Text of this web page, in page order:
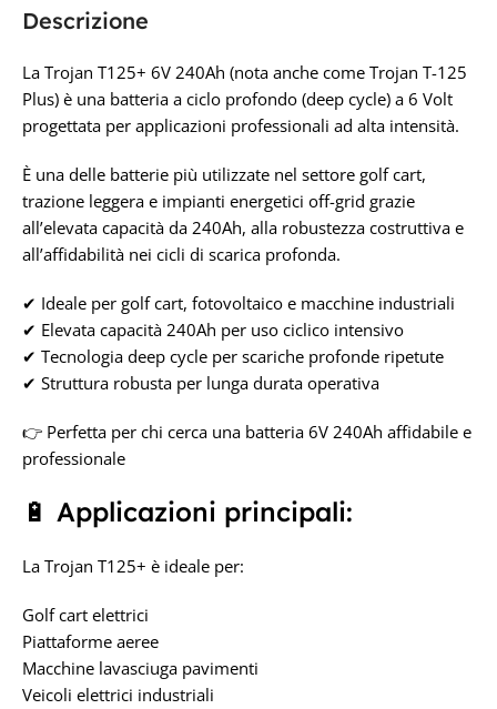
Descrizione
La Trojan T125+ 6V 240Ah (nota anche come Trojan T-125
Plus) è una batteria a ciclo profondo (deep cycle) a 6 Volt
progettata per applicazioni professionali ad alta intensità.
È una delle batterie più utilizzate nel settore golf cart,
trazione leggera e impianti energetici off-grid grazie
all’elevata capacità da 240Ah, alla robustezza costruttiva e
all’affidabilità nei cicli di scarica profonda.
✔ Ideale per golf cart, fotovoltaico e macchine industriali
✔ Elevata capacità 240Ah per uso ciclico intensivo
✔ Tecnologia deep cycle per scariche profonde ripetute
✔ Struttura robusta per lunga durata operativa
👉 Perfetta per chi cerca una batteria 6V 240Ah affidabile e
professionale
🔋 Applicazioni principali:
La Trojan T125+ è ideale per:
Golf cart elettrici
Piattaforme aeree
Macchine lavasciuga pavimenti
Veicoli elettrici industriali
PRODUTTORE
US BATTERY
TECNOLOGIA
CICLICA,PIOMBO-ACIDO
CAPACITÀ IN AH
245 Ah
TENSIONE IN VOLT
6V